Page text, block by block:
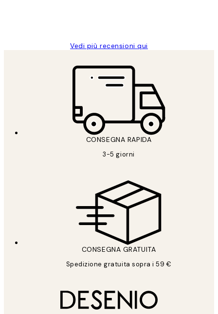
Vedi più recensioni qui
CONSEGNA RAPIDA
3-5 giorni
CONSEGNA GRATUITA
Spedizione gratuita sopra i 59 €